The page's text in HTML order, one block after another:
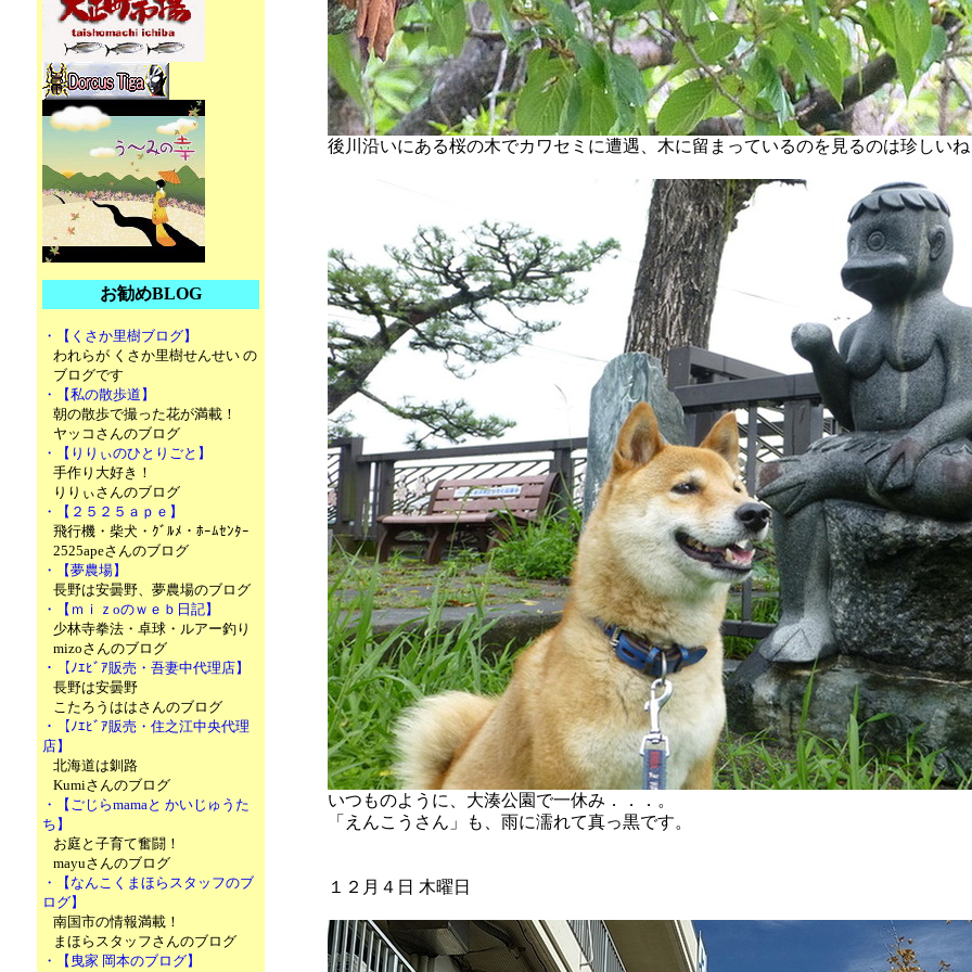
お勧めBLOG
・【くさか里樹ブログ】
われらが くさか里樹せんせい の
ブログです
・【私の散歩道】
朝の散歩で撮った花が満載！
ヤッコさんのブログ
・【りりぃのひとりごと】
手作り大好き！
りりぃさんのブログ
・【２５２５ａｐｅ】
飛行機・柴犬・ｸﾞﾙﾒ・ﾎｰﾑｾﾝﾀｰ
2525apeさんのブログ
・【夢農場】
長野は安曇野、夢農場のブログ
・【ｍｉｚoのｗｅｂ日記】
少林寺拳法・卓球・ルアー釣り
mizoさんのブログ
・【ﾉｴﾋﾞｱ販売・吾妻中代理店】
長野は安曇野
こたろうははさんのブログ
・【ﾉｴﾋﾞｱ販売・住之江中央代理
店】
北海道は釧路
Kumiさんのブログ
・【ごじらmamaと かいじゅうた
ち】
お庭と子育て奮闘！
mayuさんのブログ
・【なんこくまほらスタッフのブ
ログ】
南国市の情報満載！
まほらスタッフさんのブログ
・【曳家 岡本のブログ】
後川沿いにある桜の木でカワセミに遭遇、木に留まっているのを見るのは珍しい
いつものように、大湊公園で一休み．．．。
「えんこうさん」も、雨に濡れて真っ黒です。
１２月４日 木曜日